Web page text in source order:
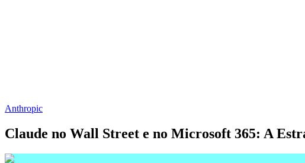
Anthropic
Claude no Wall Street e no Microsoft 365: A